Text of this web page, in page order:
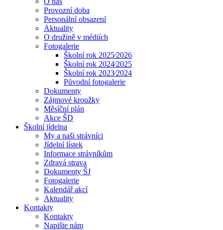
Provozní doba
Personální obsazení
Aktuality
O družině v médiích
Fotogalerie
Školní rok 2025⁄2026
Školní rok 2024⁄2025
Školní rok 2023⁄2024
Původní fotogalerie
Dokumenty
Zájmové kroužky
Měsíční plán
Akce ŠD
Školní jídelna
My a naši strávníci
Jídelní lístek
Informace strávníkům
Zdravá strava
Dokumenty ŠJ
Fotogalerie
Kalendář akcí
Aktuality
Kontakty
Kontakty
Napište nám